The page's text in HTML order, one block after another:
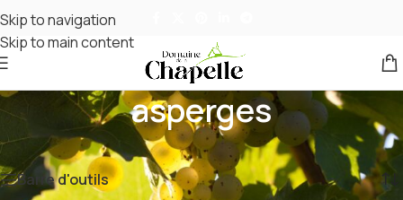
Skip to navigation
Skip to main content
asperges
Accueil/Produits identifiés “asperges”
Voici le seul résultat
Barre d'outils